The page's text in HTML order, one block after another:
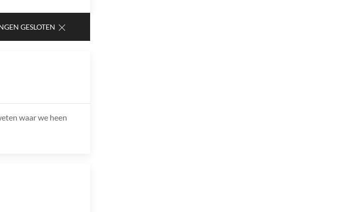
GESLOTEN
waar we heen